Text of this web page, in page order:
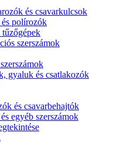
és csavarkulcsok
polírozók
tűzőgépek
szerszámok
gyaluk és csatlakozók
és csavarbehajtók
egyéb szerszámok